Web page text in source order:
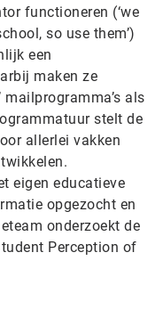
functioneren (‘we
so use them’)
een
maken ze
mailprogramma’s als
stelt de
allerlei vakken
eigen educatieve
opgezocht en
onderzoekt de
Perception of